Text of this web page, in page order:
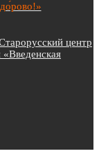
центр
«Введенская